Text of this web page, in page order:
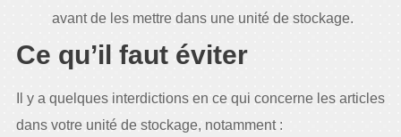
avant de les mettre dans une unité de stockage.
Ce qu’il faut éviter
Il y a quelques interdictions en ce qui concerne les articles
dans votre unité de stockage, notamment :